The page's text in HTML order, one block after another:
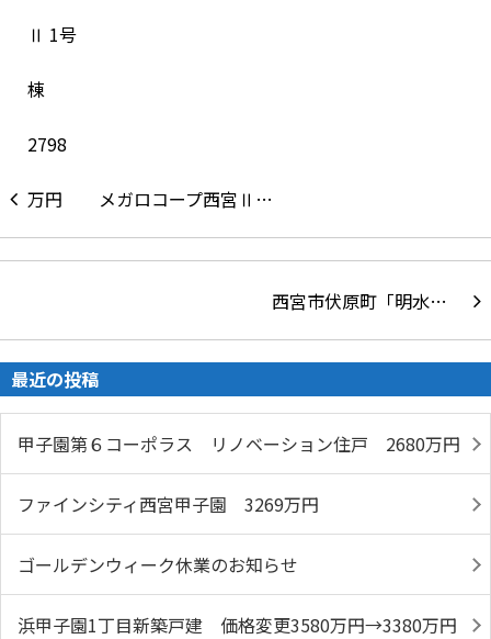
メガロコープ西宮Ⅱ…
西宮市伏原町「明水…
最近の投稿
甲子園第６コーポラス リノベーション住戸 2680万円
ファインシティ西宮甲子園 3269万円
ゴールデンウィーク休業のお知らせ
浜甲子園1丁目新築戸建 価格変更3580万円→3380万円